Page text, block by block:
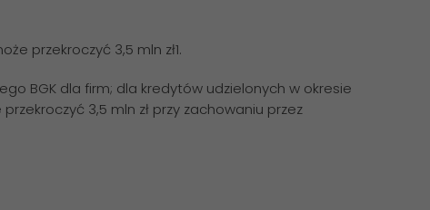
przekroczyć 3,5 mln zł1.
BGK dla firm; dla kredytów udzielonych w okresie
3,5 mln zł przy zachowaniu przez